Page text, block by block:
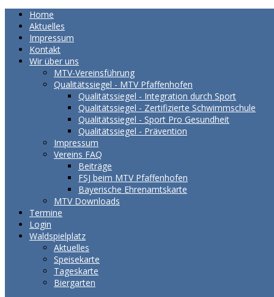
Home
Aktuelles
Impressum
Kontakt
Wir über uns
MTV-Vereinsführung
Qualitätssiegel - MTV Pfaffenhofen
Qualitätssiegel - Integration durch Sport
Qualitätssiegel - Zertifizierte Schwimmschule
Qualitätssiegel - Sport Pro Gesundheit
Qualitätssiegel - Prävention
Impressum
Vereins FAQ
Beiträge
FSJ beim MTV Pfaffenhofen
Bayerische Ehrenamtskarte
MTV Downloads
Termine
Login
Waldspielplatz
Aktuelles
Speisekarte
Tageskarte
Biergarten